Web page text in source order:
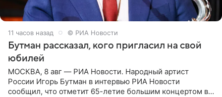
11 часов назад © РИА Новости
Бутман рассказал, кого пригласил на свой
юбилей
МОСКВА, 8 авг — РИА Новости. Народный артист
России Игорь Бутман в интервью РИА Новости
сообщил, что отметит 65-летие большим концертом в